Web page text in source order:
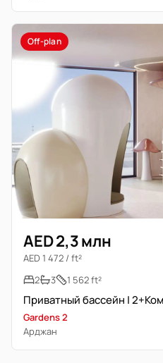
Off-plan
AED 2,3 млн
AED 1 472 / ft²
2
3 1 562 ft²
Gardens 2
Арджан